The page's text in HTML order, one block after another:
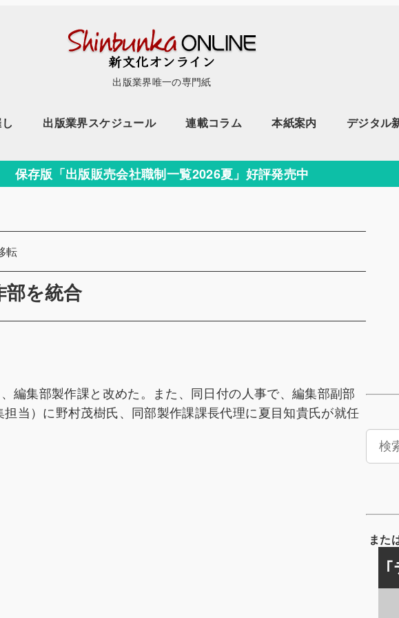
出版業界唯一の専門紙
出版業界スケジュール 連載コラム 本紙案内 デジタル
保存版「出版販売会社職制一覧2026夏」好評発売中
部を統合
ー
転
編集部製作課と改めた。また、同日付の人事で、編集部副部
当）に野村茂樹氏、同部製作課課長代理に夏目知貴氏が就任
検
また